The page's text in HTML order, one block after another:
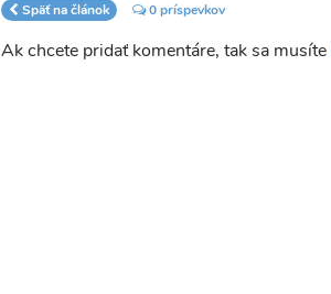
Späť na článok 0 príspevkov
Ak chcete pridať komentáre, tak sa musíte